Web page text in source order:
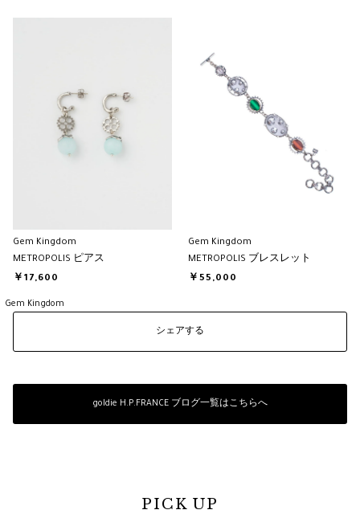
Gem Kingdom
METROPOLIS ピアス
￥17,600
Gem Kingdom
METROPOLIS ブレスレット
￥55,000
Gem Kingdom
シェアする
goldie H.P.FRANCE ブログ一覧はこちらへ
PICK UP